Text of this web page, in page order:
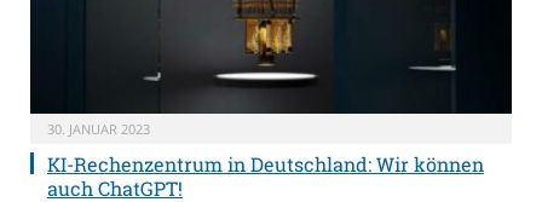
30. JANUAR 2023
KI-Rechenzentrum in Deutschland: Wir können
auch ChatGPT!